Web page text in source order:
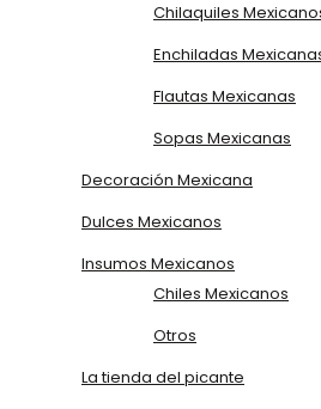
Chilaquiles
Enchiladas
Flautas Mexicanas
Sopas Mexicanas
Decoración Mexicana
Dulces Mexicanos
Insumos Mexicanos
Chiles Mexicanos
Otros
La tienda del picante